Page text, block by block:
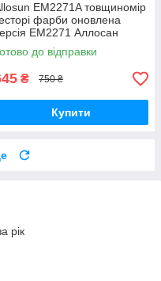
EM2271A товщиномір
фарби оновлена
ЕМ2271 Аллосан
до відправки
₴ 750 ₴
Купити
рік